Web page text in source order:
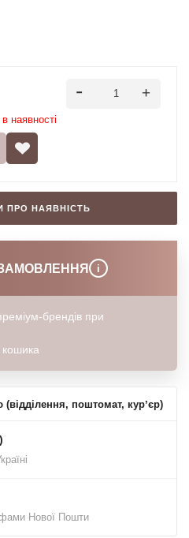
наявностi
ПРО НАЯВНІСТЬ
i
брендів при
поштомат, курʼєр)
Нової Пошти